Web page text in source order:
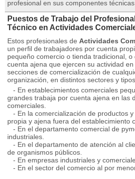
profesional en sus componentes
Puestos de Trabajo del
Técnico en Actividades
Estos profesionales de Actividades
un perfil de trabajadores por cuenta
pequeño comercio o tienda tradicional,
cuenta ajena que ejercen su actividad
secciones de comercialización de
organización, en distintos sectores y
- En establecimientos comerciales
grandes trabaja por cuenta ajena en las
comerciales.
- En la comercialización de productos
propia y ajena fuera del establecimiento
- En el departamento comercial de
industriales.
- En el departamento de atención al
de organismos públicos.
- En empresas industriales y
- En el sector del comercio al por